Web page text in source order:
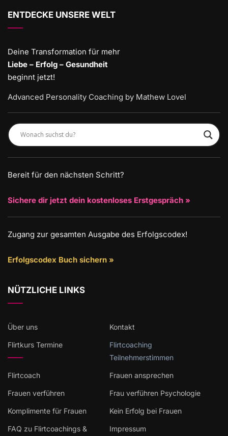
ENTDECKE UNSERE WELT
Deine Transformation für mehr
Liebe – Erfolg – Gesundheit
beginnt jetzt!
Advanced Personality Coaching by Mathew Lovel
Bereit für den nächsten Schritt?
Sichere dir jetzt dein kostenloses Erstgespräch »
Zugang zur gesamten Ausgabe des Erfolgscodex!
Erfolgscodex Buch sichern »
NÜTZLICHE LINKS
Über uns Kontakt
Flirtkurs Termine
Flirtcoaching
Teilnehmerstimmen
Flirtcoach Frauen ansprechen
Frauen verführen Frau verführen Psychologie
Komplimente für Frauen Kein Erfolg bei Frauen
FAQ zu Flirtcoachings &
Impressum